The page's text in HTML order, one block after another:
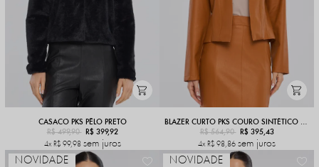
CASACO PKS PÊLO PRETO
R$ 499,90
R$ 399,92
4x R$ 99,98 sem juros
BLAZER CURTO PKS COURO SINTÉTICO PU CARAMELO
R$ 564,90
R$ 395,43
4x R$ 98,86 sem juros
NOVIDADE
NOVIDADE